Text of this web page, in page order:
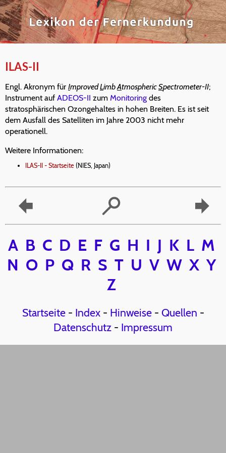
ILAS-II
Engl. Akronym für ImprovedLimbAtmosphericSpectrometer-II;
Instrument auf ADEOS-II zum Monitoring des
stratosphärischen Ozongehaltes in hohen Breiten. Es ist seit
dem Ausfall des Satelliten im Jahre 2003 nicht mehr
operationell.
Weitere Informationen:
ILAS-II - Startseite (NIES, Japan)
A B C D E F G H I J K L M
N O P Q R S T U V W X Y
Z
Startseite- Index- Hinweise- Quellen -
Datenschutz - Impressum